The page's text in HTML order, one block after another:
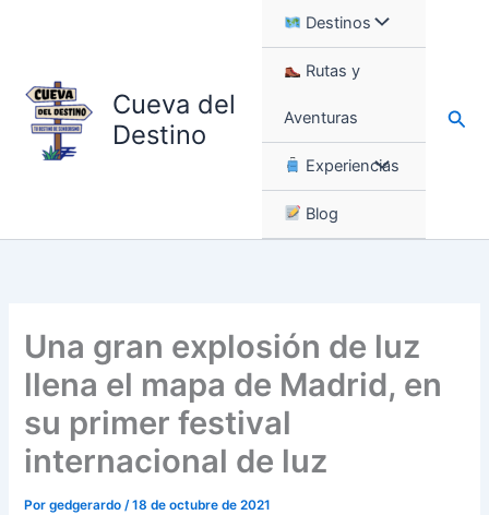
Cueva del
Destino
Destinos
Rutas y
Aventuras
Experiencias
Blog
Una gran explosión de luz
llena el mapa de Madrid, en
su primer festival
internacional de luz
Porgedgerardo/18 de octubre de 2021